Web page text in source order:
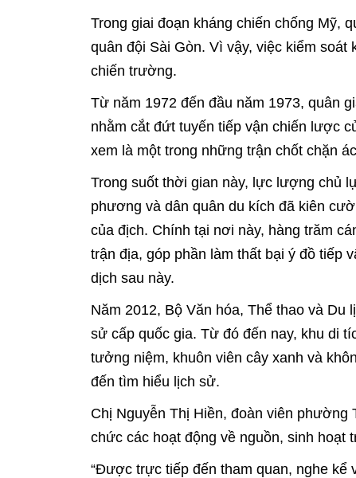
Trong giai đoạn kháng chiến chống Mỹ,
quân đội Sài Gòn. Vì vậy, việc kiểm
chiến trường.
Từ năm 1972 đến đầu năm 1973, quân
nhằm cắt đứt tuyến tiếp vận chiến lược
xem là một trong những trận chốt chặn
Trong suốt thời gian này, lực lượng chủ
phương và dân quân du kích đã kiên
của địch. Chính tại nơi này, hàng trăm
trận địa, góp phần làm thất bại ý đồ tiếp
dịch sau này.
Năm 2012, Bộ Văn hóa, Thể thao và Du
sử cấp quốc gia. Từ đó đến nay, khu di
tưởng niệm, khuôn viên cây xanh và
đến tìm hiểu lịch sử.
Chị Nguyễn Thị Hiền, đoàn viên
chức các hoạt động về nguồn, sinh hoạt
“Được trực tiếp đến tham quan, nghe kể